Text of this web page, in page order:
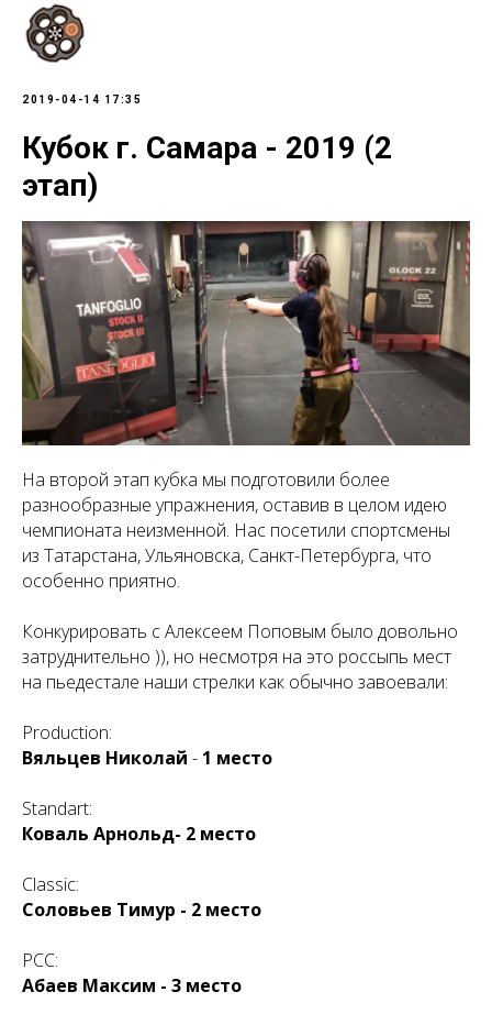
2019-04-14 17:35
Кубок г. Самара - 2019 (2
этап)
На второй этап кубка мы подготовили более
разнообразные упражнения, оставив в целом идею
чемпионата неизменной. Нас посетили спортсмены
из Татарстана, Ульяновска, Санкт-Петербурга, что
особенно приятно.
Конкурировать с Алексеем Поповым было довольно
затруднительно )), но несмотря на это россыпь мест
на пьедестале наши стрелки как обычно завоевали:
Production:
Вяльцев Николай - 1 место
Standart:
Коваль Арнольд- 2 место
Classic:
Соловьев Тимур - 2 место
PCC:
Абаев Максим - 3 место